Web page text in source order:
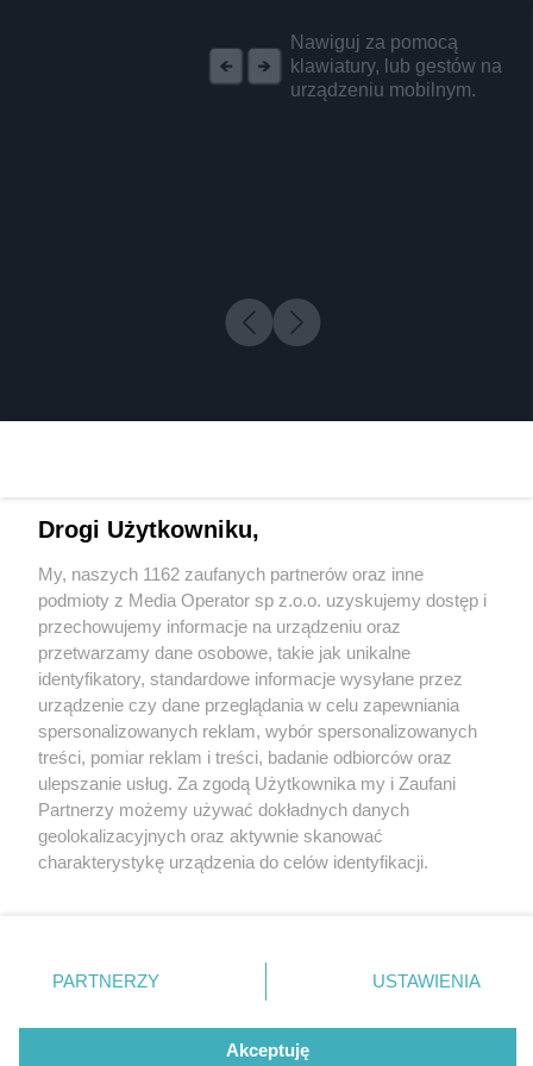
Nawiguj za pomocą
klawiatury, lub gestów na
urządzeniu mobilnym.
2 / 0
Wydawca mediów lokalnych
Nie zapomnij
zapoznać się z:
polityką prywatności
Twojemiasto
Piekary Śląskie
Chorzów
Tarnowskie Góry
Gliwice
Skontakuj sięz nami
Kontakt
Redakcja
Newsletter
Drogi Użytkowniku,
My, naszych 1162 zaufanych partnerów oraz inne
podmioty z Media Operator sp z.o.o. uzyskujemy dostęp i
przechowujemy informacje na urządzeniu oraz
przetwarzamy dane osobowe, takie jak unikalne
identyfikatory, standardowe informacje wysyłane przez
urządzenie czy dane przeglądania w celu zapewniania
spersonalizowanych reklam, wybór spersonalizowanych
treści, pomiar reklam i treści, badanie odbiorców oraz
ulepszanie usług. Za zgodą Użytkownika my i Zaufani
Partnerzy możemy używać dokładnych danych
geolokalizacyjnych oraz aktywnie skanować
charakterystykę urządzenia do celów identyfikacji.
zmienić/wycofać klikając przycisk ustawień prywatności
znajdujący się w lewym dolnym rogu strony
rodzaje przetwarzania danych nie wymagają zgody
użytkownika, ale masz prawo sprzeciwić się takiemu
PARTNERZY USTAWIENIA
Akceptuję